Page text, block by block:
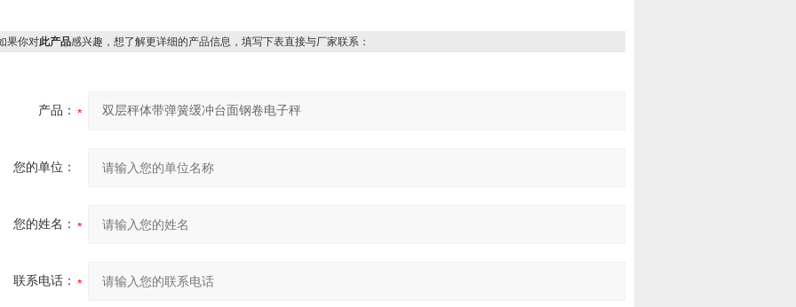
你对此产品感兴趣，想了解更详细的产品信息，填写下表直接与厂家联系：
产品：
您的单位：
您的姓名：
联系电话：